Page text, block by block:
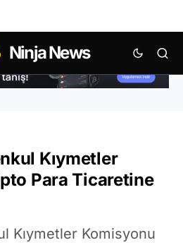
Ninja News
Kıymetler
Para Ticaretine
Kıymetler Komisyonu